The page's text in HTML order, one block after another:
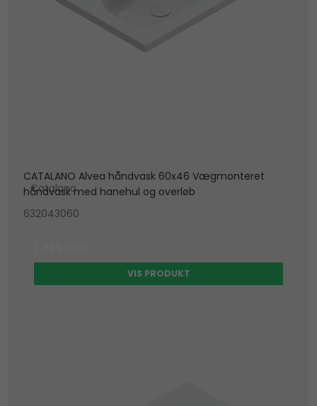
CATALANO Alvea håndvask 60x46 Vægmonteret
håndvask med hanehul og overløb
Catalano
632043060
VIS PRODUKT